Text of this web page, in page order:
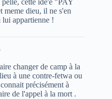
pelle, cette ide'e "PAY
dieu, il ne s'en
lui appartienne !
changer de camp à la
à une contre-fetwa ou
précisément à
de l'appel à la mort .